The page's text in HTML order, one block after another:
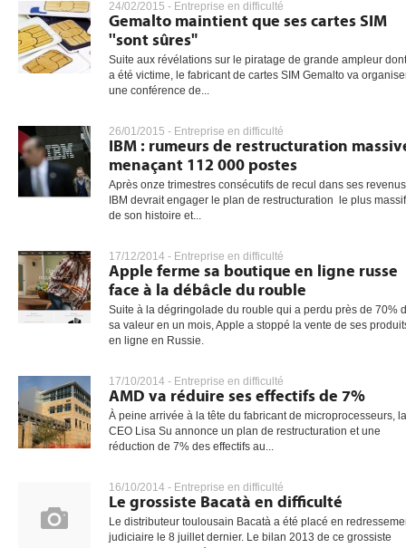
24/02/2015 - Entreprise en difficulté
Gemalto maintient que ses cartes SIM
''sont sûres"
Suite aux révélations sur le piratage de grande ampleur
a été victime, le fabricant de cartes SIM Gemalto va
une conférence de...
26/01/2015 - Entreprise en difficulté
IBM : rumeurs de restructuration
menaçant 112 000 postes
Après onze trimestres consécutifs de recul dans ses
IBM devrait engager le plan de restructuration le plus massif
de son histoire et...
17/12/2014 - Entreprise en difficulté
Apple ferme sa boutique en ligne russe
face à la débâcle du rouble
Suite à la dégringolade du rouble qui a perdu près de 70%
sa valeur en un mois, Apple a stoppé la vente de ses
en ligne en Russie.
17/10/2014 - Entreprise en difficulté
AMD va réduire ses effectifs de 7%
À peine arrivée à la tête du fabricant de microprocesseurs, la
CEO Lisa Su annonce un plan de restructuration et une
réduction de 7% des effectifs au...
16/10/2014 - Entreprise en difficulté
Le grossiste Bacatà en difficulté
Le distributeur toulousain Bacatà a été placé en
judiciaire le 8 juillet dernier. Le bilan 2013 de ce grossiste